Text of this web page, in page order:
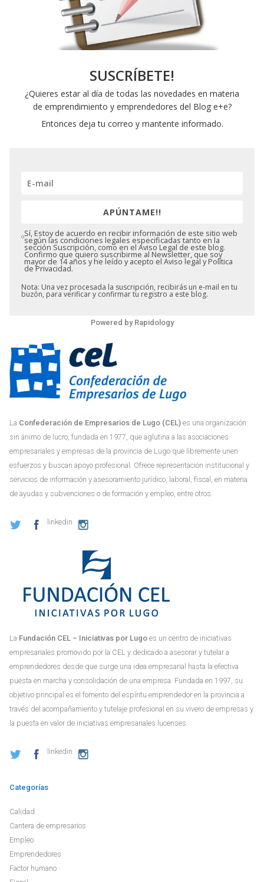
SUSCRÍBETE!
¿Quieres estar al día de todas las novedades en materia
de emprendimiento y emprendedores del Blog e+e?
Entonces deja tu correo y mantente informado.
APÚNTAME!!
Sí, Estoy de acuerdo en recibir información de este sitio web
según las condiciones legales especificadas tanto en la
sección Suscripción, como en el Aviso Legal de este blog.
Confirmo que quiero suscribirme al Newsletter, que soy
mayor de 14 años y he leído y acepto el Aviso legal y Política
de Privacidad.
Nota: Una vez procesada la suscripción, recibirás un e-mail en tu
buzón, para verificar y confirmar tu registro a este blog.
Powered by Rapidology
La Confederación de Empresarios de Lugo (CEL) es una organización
sin ánimo de lucro, fundada en 1977, que aglutina a las asociaciones
empresariales y empresas de la provincia de Lugo que libremente unen
esfuerzos y buscan apoyo profesional. Ofrece representación institucional y
servicios de información y asesoramiento jurídico, laboral, fiscal, en materia
de ayudas y subvenciones o de formación y empleo, entre otros.
linkedin
La Fundación CEL – Iniciativas por Lugo es un centro de iniciativas
empresariales promovido por la CEL y dedicado a asesorar y tutelar a
emprendedores desde que surge una idea empresarial hasta la efectiva
puesta en marcha y consolidación de una empresa. Fundada en 1997, su
objetivo principal es el fomento del espíritu emprendedor en la provincia a
través del acompañamiento y tutelaje profesional en su vivero de empresas y
la puesta en valor de iniciativas empresariales lucenses.
linkedin
Categorías
Calidad
Cantera de empresarios
Empleo
Emprendedores
Factor humano